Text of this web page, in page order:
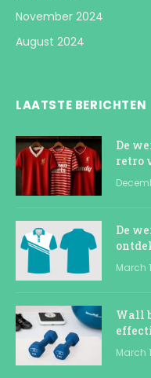
November 2024
August 2024
LAATSTE BERICHTEN
De
retro
De
March
Wall
March